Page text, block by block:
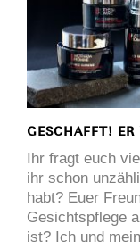
GESCHAFFT! ER
Ihr fragt euch
ihr schon
habt? Euer
Gesichtspflege
ist? Ich und